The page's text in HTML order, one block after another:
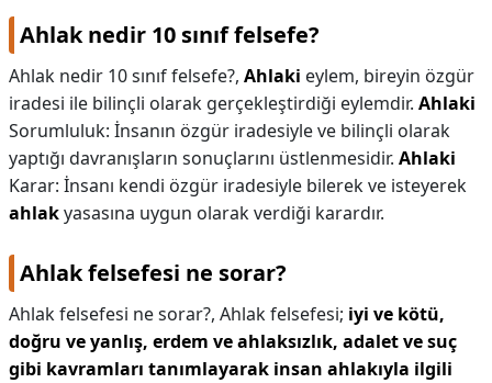
Ahlak nedir 10 sınıf felsefe?
Ahlak nedir 10 sınıf felsefe?, Ahlaki eylem, bireyin özgür
iradesi ile bilinçli olarak gerçekleştirdiği eylemdir. Ahlaki
Sorumluluk: İnsanın özgür iradesiyle ve bilinçli olarak
yaptığı davranışların sonuçlarını üstlenmesidir. Ahlaki
Karar: İnsanı kendi özgür iradesiyle bilerek ve isteyerek
ahlakyasasına uygun olarak verdiği karardır.
Ahlak felsefesi ne sorar?
Ahlak felsefesi ne sorar?, Ahlak felsefesi; iyi ve kötü,
doğru ve yanlış, erdem ve ahlaksızlık, adalet ve suç
gibi kavramları tanımlayarak insan ahlakıyla ilgili